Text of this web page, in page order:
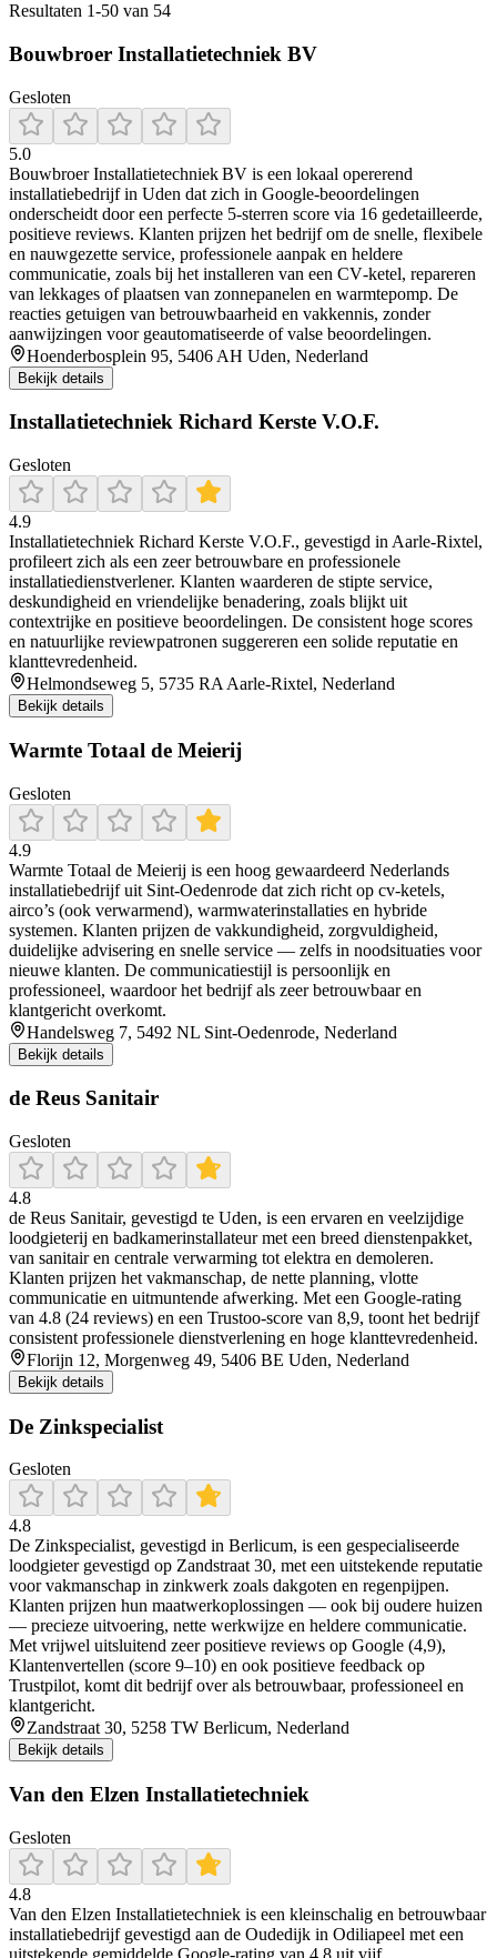
Resultaten 1-50 van 54
Bouwbroer Installatietechniek BV
Gesloten
5.0
Bouwbroer Installatietechniek BV is een lokaal opererend
installatiebedrijf in Uden dat zich in Google-beoordelingen
onderscheidt door een perfecte 5‑sterren score via 16 gedetailleerde,
positieve reviews. Klanten prijzen het bedrijf om de snelle, flexibele
en nauwgezette service, professionele aanpak en heldere
communicatie, zoals bij het installeren van een CV‑ketel, repareren
van lekkages of plaatsen van zonnepanelen en warmtepomp. De
reacties getuigen van betrouwbaarheid en vakkennis, zonder
aanwijzingen voor geautomatiseerde of valse beoordelingen.
Hoenderbosplein 95, 5406 AH Uden, Nederland
Bekijk details
Installatietechniek Richard Kerste V.O.F.
Gesloten
4.9
Installatietechniek Richard Kerste V.O.F., gevestigd in Aarle‑Rixtel,
profileert zich als een zeer betrouwbare en professionele
installatiedienstverlener. Klanten waarderen de stipte service,
deskundigheid en vriendelijke benadering, zoals blijkt uit
contextrijke en positieve beoordelingen. De consistent hoge scores
en natuurlijke reviewpatronen suggereren een solide reputatie en
klanttevredenheid.
Helmondseweg 5, 5735 RA Aarle-Rixtel, Nederland
Bekijk details
Warmte Totaal de Meierij
Gesloten
4.9
Warmte Totaal de Meierij is een hoog gewaardeerd Nederlands
installatiebedrijf uit Sint‑Oedenrode dat zich richt op cv‑ketels,
airco’s (ook verwarmend), warmwaterinstallaties en hybride
systemen. Klanten prijzen de vakkundigheid, zorgvuldigheid,
duidelijke advisering en snelle service — zelfs in noodsituaties voor
nieuwe klanten. De communicatiestijl is persoonlijk en
professioneel, waardoor het bedrijf als zeer betrouwbaar en
klantgericht overkomt.
Handelsweg 7, 5492 NL Sint-Oedenrode, Nederland
Bekijk details
de Reus Sanitair
Gesloten
4.8
de Reus Sanitair, gevestigd te Uden, is een ervaren en veelzijdige
loodgieterij en badkamerinstallateur met een breed dienstenpakket,
van sanitair en centrale verwarming tot elektra en demoleren.
Klanten prijzen het vakmanschap, de nette planning, vlotte
communicatie en uitmuntende afwerking. Met een Google-rating
van 4.8 (24 reviews) en een Trustoo-score van 8,9, toont het bedrijf
consistent professionele dienstverlening en hoge klanttevredenheid.
Florijn 12, Morgenweg 49, 5406 BE Uden, Nederland
Bekijk details
De Zinkspecialist
Gesloten
4.8
De Zinkspecialist, gevestigd in Berlicum, is een gespecialiseerde
loodgieter gevestigd op Zandstraat 30, met een uitstekende reputatie
voor vakmanschap in zinkwerk zoals dakgoten en regenpijpen.
Klanten prijzen hun maatwerkoplossingen — ook bij oudere huizen
— precieze uitvoering, nette werkwijze en heldere communicatie.
Met vrijwel uitsluitend zeer positieve reviews op Google (4,9),
Klantenvertellen (score 9–10) en ook positieve feedback op
Trustpilot, komt dit bedrijf over als betrouwbaar, professioneel en
klantgericht.
Zandstraat 30, 5258 TW Berlicum, Nederland
Bekijk details
Van den Elzen Installatietechniek
Gesloten
4.8
Van den Elzen Installatietechniek is een kleinschalig en betrouwbaar
installatiebedrijf gevestigd aan de Oudedijk in Odiliapeel met een
uitstekende gemiddelde Google-rating van 4.8 uit vijf